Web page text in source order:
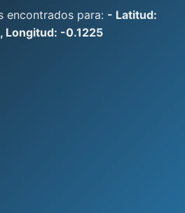
encontrados para: - Latitud:
Longitud: -0.1225